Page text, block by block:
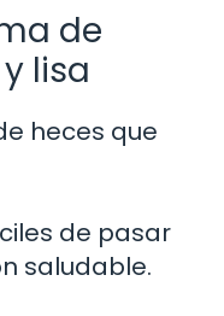
de
lisa
heces que
de pasar
saludable.